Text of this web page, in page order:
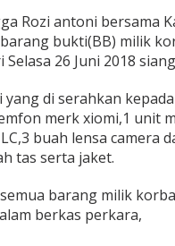
Rozi antoni bersama
bukti(BB) milik
26 Juni 2018
di serahkan
merk xiomi,1 unit
buah lensa camera
tas serta jaket.
barang milik
berkas perkara,